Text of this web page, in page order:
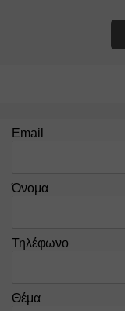
Email
Όνομα
Τηλέφωνο
Θέμα